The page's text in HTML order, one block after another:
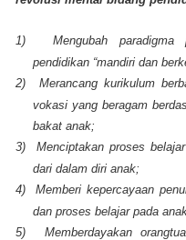
1)
Mengubah paradigma
pendidikan “mandiri dan
2)
Merancang kurikulum
vokasi yang beragam
bakat anak;
3)
Menciptakan proses
dari dalam diri anak;
4)
Memberi kepercayaan
dan proses belajar pada
5)
Memberdayakan